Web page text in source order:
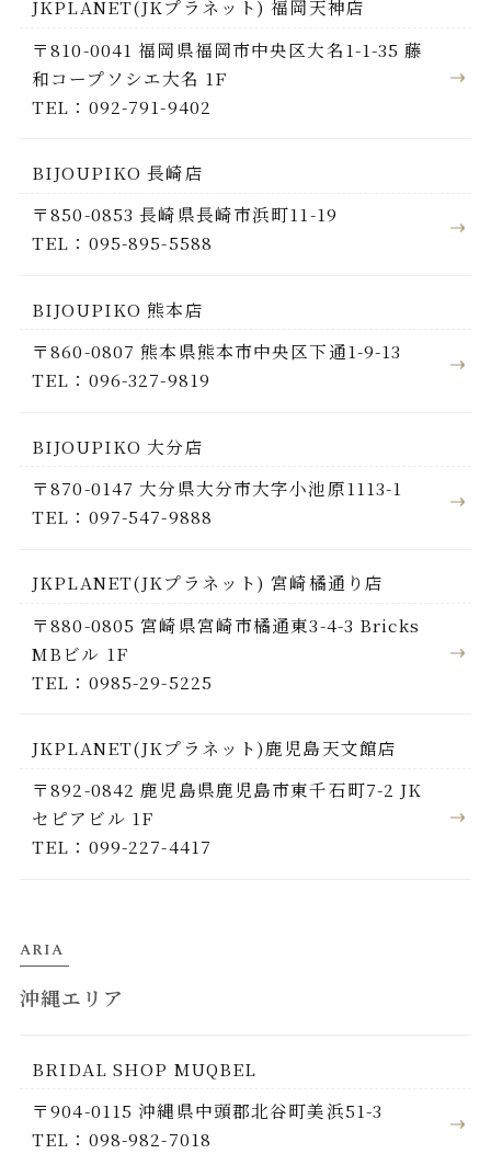
JKPLANET(JKプラネット) 福岡天神店
〒810-0041 福岡県福岡市中央区大名1-1-35 藤
和コープソシエ大名 1F
TEL：092-791-9402
BIJOUPIKO 長崎店
〒850-0853 長崎県長崎市浜町11-19
TEL：095-895-5588
BIJOUPIKO 熊本店
〒860-0807 熊本県熊本市中央区下通1-9-13
TEL：096-327-9819
BIJOUPIKO 大分店
〒870-0147 大分県大分市大字小池原1113-1
TEL：097-547-9888
JKPLANET(JKプラネット) 宮崎橘通り店
〒880-0805 宮崎県宮崎市橘通東3-4-3 Bricks
MBビル 1F
TEL：0985-29-5225
JKPLANET(JKプラネット)鹿児島天文館店
〒892-0842 鹿児島県鹿児島市東千石町7-2 JK
セピアビル 1F
TEL：099-227-4417
ARIA
沖縄エリア
BRIDAL SHOP MUQBEL
〒904-0115 沖縄県中頭郡北谷町美浜51-3
TEL：098-982-7018